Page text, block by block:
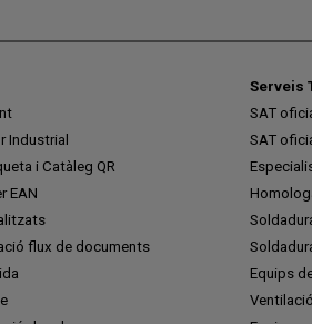
Industrial
i Catàleg QR
EAN
flux de documents
Serveis
SAT
SAT
Equips